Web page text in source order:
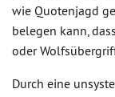
wie Quotenjagd
belegen kann,
oder
Durch eine